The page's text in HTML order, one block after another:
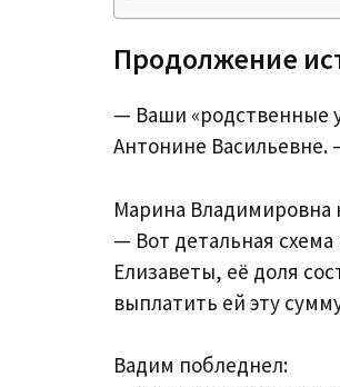
Продолжение
— Ваши «родственные
Антонине Васильевне.
Марина Владимировна
— Вот детальная схема
Елизаветы, её доля
выплатить ей эту
Вадим побледнел: